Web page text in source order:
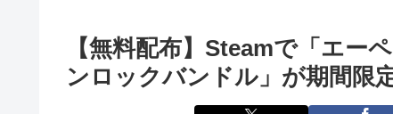
【無料配布】Steamで「エー
ンロックバンドル」が期間限